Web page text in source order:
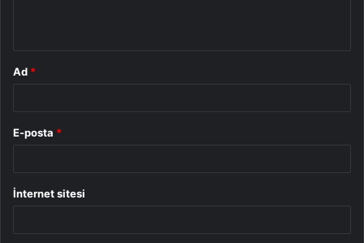
Ad *
E-posta *
İnternet sitesi